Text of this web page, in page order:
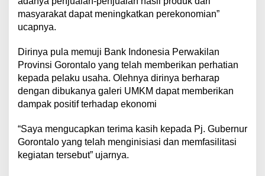
masyarakat dapat meningkatkan perekonomian”
ucapnya.
Dirinya pula memuji Bank Indonesia Perwakilan
Provinsi Gorontalo yang telah memberikan perhatian
kepada pelaku usaha. Olehnya dirinya berharap
dengan dibukanya galeri UMKM dapat memberikan
dampak positif terhadap ekonomi
“Saya mengucapkan terima kasih kepada Pj. Gubernur
Gorontalo yang telah menginisiasi dan memfasilitasi
kegiatan tersebut” ujarnya.